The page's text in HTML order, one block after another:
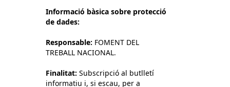
Informació bàsica sobre protecció
de dades:
Responsable: FOMENT DEL
TREBALL NACIONAL.
Finalitat: Subscripció al butlletí
informatiu i, si escau, per a